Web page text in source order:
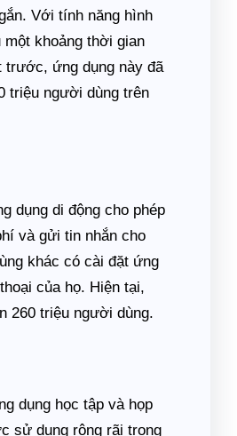
Với tính năng hình
khoảng thời gian
trước, ứng dụng này đã
triệu người dùng trên
dụng di động cho phép
và gửi tin nhắn cho
khác có cài đặt ứng
của họ. Hiện tại,
260 triệu người dùng.
dụng học tập và họp
sử dụng rộng rãi trong